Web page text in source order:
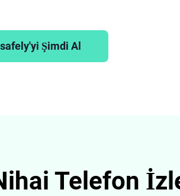
Şimdi Al
Telefon